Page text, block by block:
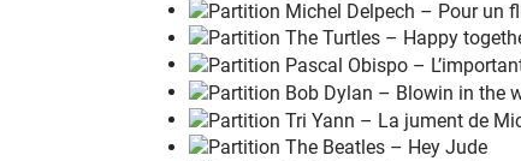
Moi j'vistoujours des soirées parisiennes
Et j'voudraisvivre dessoirées belles àS
Et j'vistoujours dessoirées parisiennes